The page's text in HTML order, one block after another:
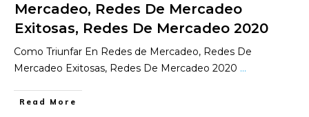
Mercadeo, Redes De Mercadeo
Exitosas, Redes De Mercadeo 2020
Como Triunfar En Redes de Mercadeo, Redes De
Mercadeo Exitosas, Redes De Mercadeo 2020 ...
​Read More